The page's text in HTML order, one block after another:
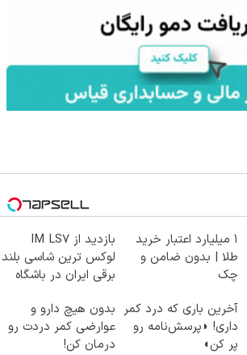
۱ میلیارد اعتبار خرید
طلا | بدون ضامن و
چک
بازدید از IM LS7
لوکس ترین شاسی بلند
برقی ایران در باشگاه
آخرین باری که درد کمر
داری! ◗پرسش‌نامه رو
پر کن◖
بدون هیچ دارو و
عوارضی کمر دردت رو
درمان کن!